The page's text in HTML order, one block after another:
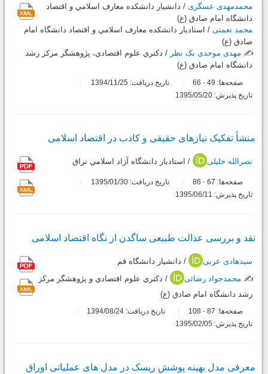
محمدمهدی عسگری / دانشيار دانشکده معارف اسلامي و اقتصاد
دانشگاه امام صادق (ع)
محمد نعمتی / استاديار دانشکده معارف اسلامي و اقتصاد دانشگاه امام
صادق (ع)
✍️ مهدی موحدی بک نظر / دکتري علوم اقتصادي، پژوهشگر مرکز رشد
دانشگاه امام صادق (ع)
صفحه‌ها: 49
-
تاریخ دریافت: 1394/11/25
تاریخ پذیرش: 1395/05/20
منشأ تفکیک نیازهای حقیقی و کاذب در اقتصاد اسلامی
نصرالله خلیلی / استاديار دانشگاه آزاد اسلامي نراق
صفحه‌ها: 67
-
تاریخ دریافت: 1395/01/30
تاریخ پذیرش: 1395/06/11
نقد و بررسی عدالت طبیعی ساگدن از نگاه اقتصاد اسلامی
سیدهادی عربی
/ دانشيار دانشگاه قم
✍️ محمدجواد رضائی
/ دکتري علوم اقتصادي و پژوهشگر مرکز
رشد دانشگاه امام صادق (ع)
صفحه‌ها: 87
-
تاریخ دریافت: 1394/08/24
تاریخ پذیرش: 1395/02/05
معرفی مدل بهینه پوشش ریسک در مدل های عملیاتی اوراق